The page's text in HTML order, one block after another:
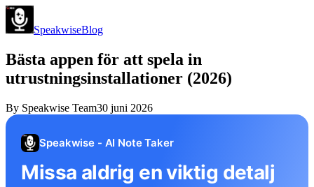
SpeakwiseBlog
Bästa appen för att spela in
utrustningsinstallationer (2026)
By Speakwise Team30 juni 2026
Speakwise - AI Note Taker
Missa aldrig en viktig detalj